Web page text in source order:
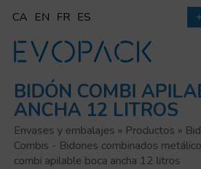
contenido
CA EN FR ES
BIDÓN COMBI
ANCHA 12 LITROS
Envases y embalajes » Productos »
Combis - Bidones combinados
combi apilable boca ancha 12 litros